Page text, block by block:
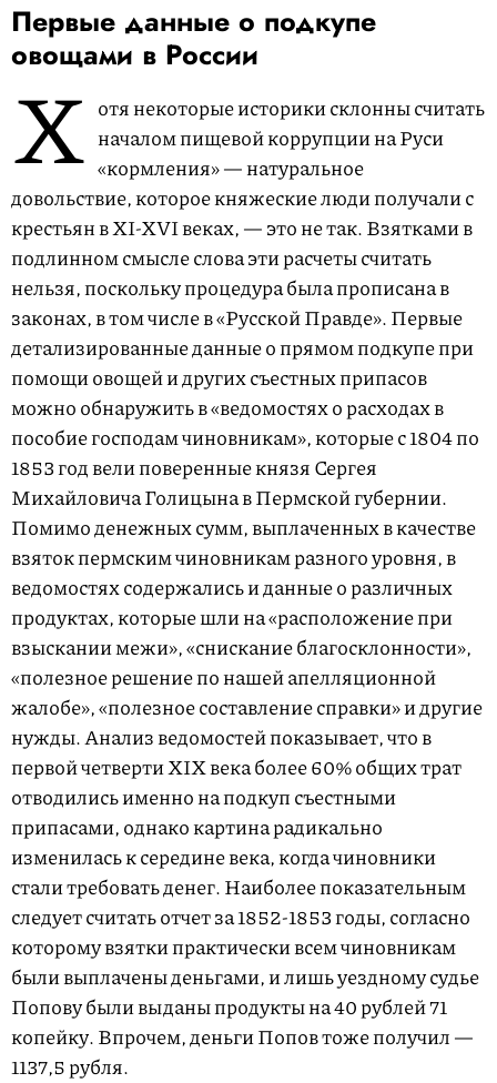
Первые данные о подкупе
овощами в России
Х отя некоторые историки склонны считать
началом пищевой коррупции на Руси
«кормления» — натуральное
довольствие, которое княжеские люди получали с
крестьян вXI-XVI веках, —это не так. Взятками в
подлинном смысле слова эти расчеты считать
нельзя, поскольку процедура была прописана в
законах, в том числе в «Русской Правде». Первые
детализированные данные о прямом подкупе при
помощи овощей и других съестных припасов
можно обнаружить в «ведомостях о расходах в
пособие господам чиновникам», которые с 1804 по
1853 год вели поверенные князя Сергея
Михайловича Голицына в Пермской губернии.
Помимо денежных сумм, выплаченных в качестве
взяток пермским чиновникам разного уровня, в
ведомостях содержались и данные о различных
продуктах, которые шли на «расположение при
взыскании межи», «снискание благосклонности»,
«полезное решение по нашей апелляционной
жалобе», «полезное составление справки» и другие
нужды. Анализ ведомостей показывает, что в
первой четверти XIX века более 60% общих трат
отводились именно на подкуп съестными
припасами, однако картина радикально
изменилась к середине века, когда чиновники
стали требовать денег. Наиболее показательным
следует считать отчет за1852-1853 годы,согласно
которому взятки практически всем чиновникам
были выплачены деньгами, и лишь уездному судье
Попову были выданы продукты на 40 рублей 71
копейку. Впрочем, деньги Попов тоже получил —
1137,5 рубля.